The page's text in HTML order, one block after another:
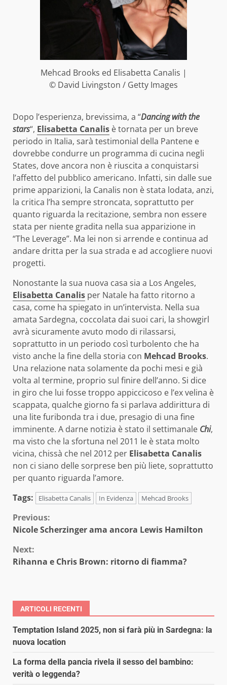
Mehcad Brooks ed Elisabetta Canalis |
© David Livingston / Getty Images
Dopo l’esperienza, brevissima, a “Dancing with the
stars“, Elisabetta Canalis è tornata per un breve
periodo in Italia, sarà testimonial della Pantene e
dovrebbe condurre un programma di cucina negli
States, dove ancora non è riuscita a conquistarsi
l’affetto del pubblico americano. Infatti, sin dalle sue
prime apparizioni, la Canalis non è stata lodata, anzi,
la critica l’ha sempre stroncata, soprattutto per
quanto riguarda la recitazione, sembra non essere
stata per niente gradita nella sua apparizione in
“The Leverage”. Ma lei non si arrende e continua ad
andare dritta per la sua strada e ad accogliere nuovi
progetti.
Nonostante la sua nuova casa sia a Los Angeles,
Elisabetta Canalis per Natale ha fatto ritorno a
casa, come ha spiegato in un’intervista. Nella sua
amata Sardegna, coccolata dai suoi cari, la showgirl
avrà sicuramente avuto modo di rilassarsi,
soprattutto in un periodo così turbolento che ha
visto anche la fine della storia con Mehcad Brooks.
Una relazione nata solamente da pochi mesi e già
volta al termine, proprio sul finire dell’anno. Si dice
in giro che lui fosse troppo appiccicoso e l’ex velina è
scappata, qualche giorno fa si parlava addirittura di
una lite furibonda tra i due, presagio di una fine
imminente. A darne notizia è stato il settimanale Chi,
ma visto che la sfortuna nel 2011 le è stata molto
vicina, chissà che nel 2012 per Elisabetta Canalis
non ci siano delle sorprese ben più liete, soprattutto
per quanto riguarda l’amore.
Tags:
Elisabetta Canalis In Evidenza Mehcad Brooks
Continue
Previous:
Nicole Scherzinger ama ancora Lewis Hamilton
Next:
Rihanna e Chris Brown: ritorno di fiamma?
ARTICOLI RECENTI
Temptation Island 2025, non si farà più in Sardegna: la
nuova location
La forma della pancia rivela il sesso del bambino:
verità o leggenda?